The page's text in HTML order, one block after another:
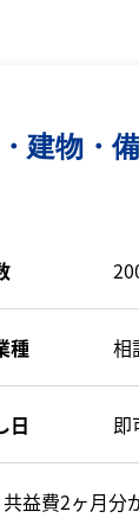
建物・
種 相
日 即
益費2ヶ月分